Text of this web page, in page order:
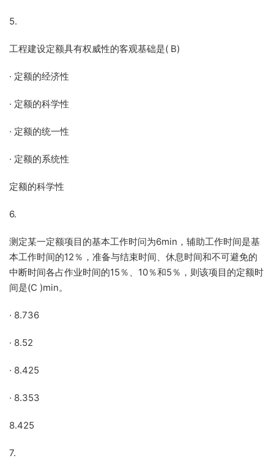
5.
工程建设定额具有权威性的客观基础是( B)
· 定额的经济性
· 定额的科学性
· 定额的统一性
· 定额的系统性
定额的科学性
6.
测定某一定额项目的基本工作时问为6min，辅助工作时间是基
本工作时间的12％，准备与结束时间、休息时间和不可避免的
中断时间各占作业时间的15％、10％和5％，则该项目的定额时
间是(C )min。
· 8.736
· 8.52
· 8.425
· 8.353
8.425
7.